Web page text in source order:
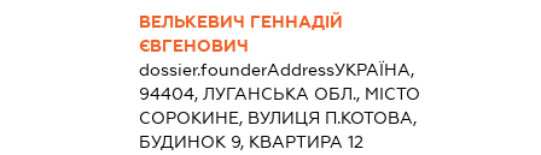
ВЕЛЬКЕВИЧ ГЕННАДІЙ
ЄВГЕНОВИЧ
dossier.founderAddressУКРАЇНА,
94404, ЛУГАНСЬКА ОБЛ., МІСТО
СОРОКИНЕ, ВУЛИЦЯ П.КОТОВА,
БУДИНОК 9, КВАРТИРА 12